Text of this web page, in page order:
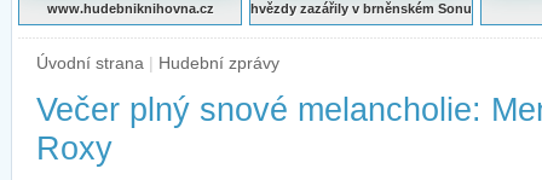
www.hudebniknihovna.cz
hvězdy zazářily v brněnském Sonu
Úvodní strana | Hudební zprávy
Večer plný snové melancholie:
Roxy